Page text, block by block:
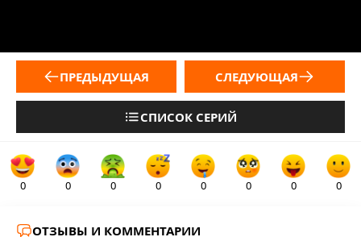
ПРЕДЫДУЩАЯ
СПИСОК СЕРИЙ
СЛЕДУЮЩАЯ
0 0 0 0 0 0 0 0
ОТЗЫВЫ И КОММЕНТАРИИ